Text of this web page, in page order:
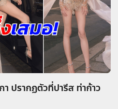
ปรากฏตัวที่ปารีส ท่าก้าว